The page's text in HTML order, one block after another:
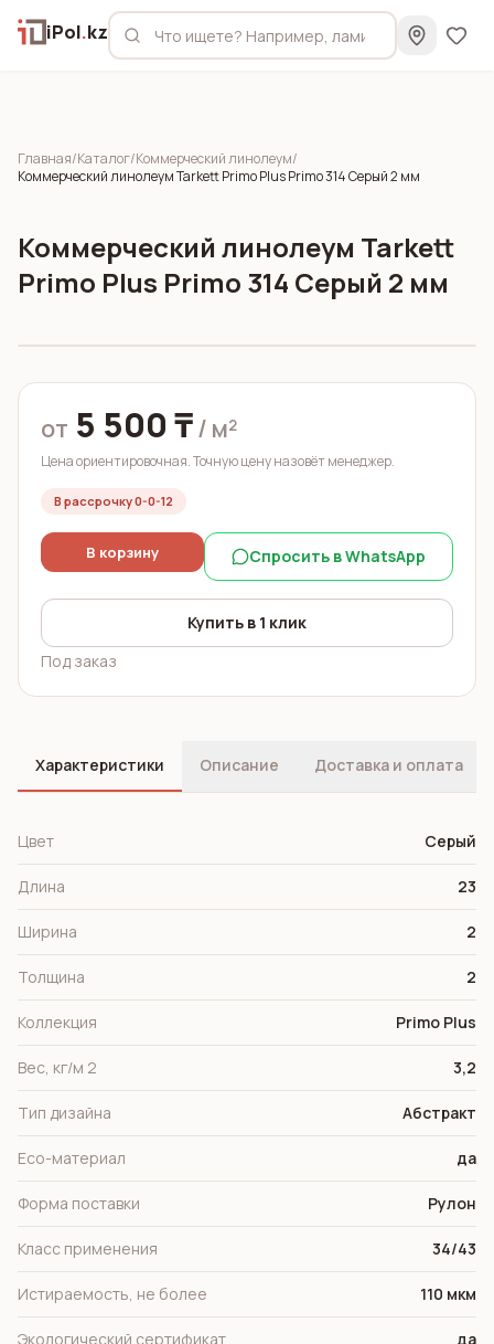
iPol.kz
Главная/Каталог/Коммерческий линолеум/
Коммерческий линолеум Tarkett Primo Plus Primo 314 Серый 2 мм
Коммерческий линолеум Tarkett
Primo Plus Primo 314 Серый 2 мм
от 5 500 ₸/ м²
Цена ориентировочная. Точную цену назовёт менеджер.
В рассрочку 0-0-12
В корзину Спросить в WhatsApp
Купить в 1 клик
Под заказ
Характеристики Описание Доставка и оплата
Цвет Серый
Длина 23
Ширина 2
Толщина 2
Коллекция Primo Plus
Вес, кг/м 2 3,2
Тип дизайна Абстракт
Eco-материал да
Форма поставки Рулон
Класс применения 34/43
Истираемость, не более 110 мкм
Экологический сертификат да